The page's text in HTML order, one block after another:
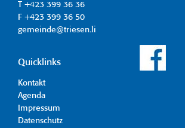
T +423 399 36 36
F +423 399 36 50
gemeinde@triesen.li
Quicklinks
Kontakt
Agenda
Impressum
Datenschutz